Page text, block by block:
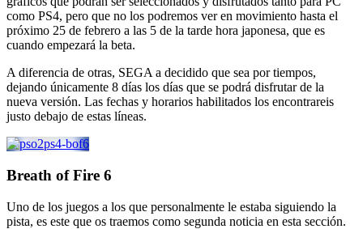
como PS4, pero que no los podremos ver en movimiento hasta el
próximo 25 de febrero a las 5 de la tarde hora japonesa, que es
cuando empezará la beta.
A diferencia de otras, SEGA a decidido que sea por tiempos,
dejando únicamente 8 días los días que se podrá disfrutar de la
nueva versión. Las fechas y horarios habilitados los encontrareis
justo debajo de estas líneas.
Breath of Fire 6
Uno de los juegos a los que personalmente le estaba siguiendo la
pista, es este que os traemos como segunda noticia en esta sección.